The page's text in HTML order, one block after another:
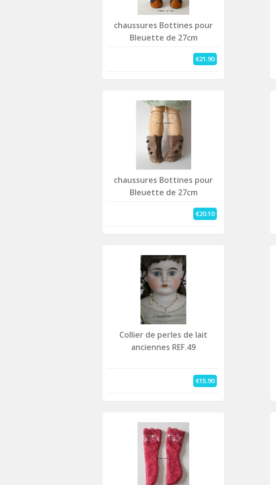
chaussures Bottines pour
Bleuette de 27cm
€21.90
chaussures Bottines pour
Bleuette de 27cm
€20.10
Collier de perles de lait
anciennes REF.49
€15.90